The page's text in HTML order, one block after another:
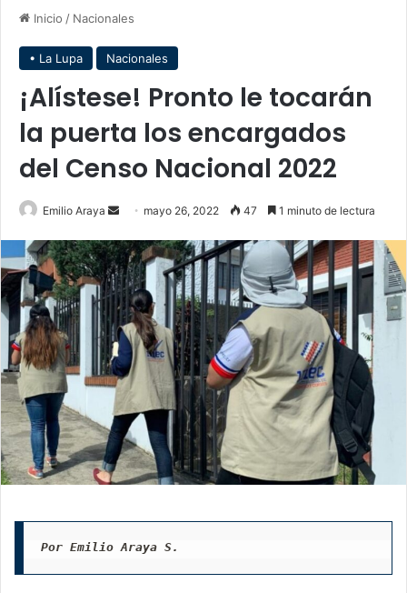
Inicio / Nacionales
• La Lupa Nacionales
¡Alístese! Pronto le tocarán
la puerta los encargados
del Censo Nacional 2022
Emilio Araya
Send
email
mayo 26, 2022 47 1 minuto de lectura
Por Emilio Araya S.